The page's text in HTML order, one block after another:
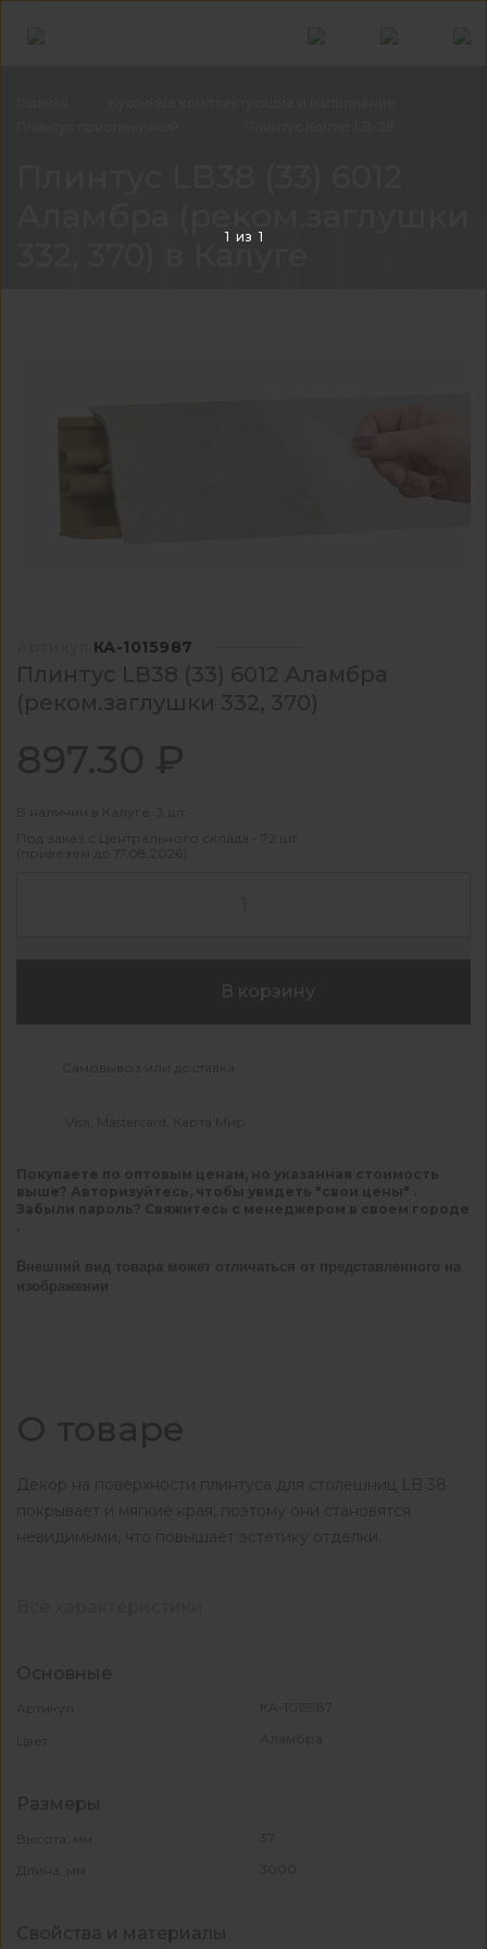
332, 370) в Калуге
КА-1015987
Плинтус LB38 (33) 6012 Аламбра
(реком.заглушки 332, 370)
897.30 ₽
В наличии в Калуге: 3 шт
Под заказ с Центрального склада - 72 шт
(привезем до 17.08.2026)
В корзину
Самовывоз или доставка
Visa, Mastercard, Карта Мир
Покупаете по оптовым ценам, но указанная стоимость
выше? Авторизуйтесь, чтобы увидеть "свои цены" .
Забыли пароль? Свяжитесь с менеджером в своем городе
Внешний вид товара может отличаться от представленного на
изображении
О товаре
Декор на поверхности плинтуса для столешниц LB 38
покрывает и мягкие края, поэтому они становятся
невидимыми, что повышает эстетику отделки.
Основные
Артикул КА-1015987
Цвет Аламбра
Размеры
Высота, мм 37
Длина, мм
Свойства и материалы
1 из 1